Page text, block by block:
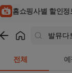
홈쇼핑사별 할인정
전체